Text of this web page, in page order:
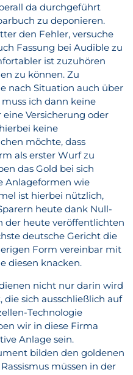
da durchgeführt
zu deponieren.
den Fehler, versuche
Fassung bei Audible zu
ist zuzuhören
zu können. Zu
nach Situation auch über
muss ich dann keine
Versicherung oder
keine
möchte, dass
als erster Wurf zu
das Gold bei sich
Anlageformen wie
ist hierbei nützlich,
heute dank Null-
der heute veröffentlichten
deutsche Gericht die
Form vereinbar mit
diesen knacken.
nicht nur darin wird
sich ausschließlich auf
Technologie
wir in diese Firma
Anlage sein.
bilden den goldenen
müssen in der